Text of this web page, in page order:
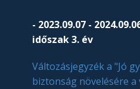
- 2023.09.07 -
időszak 3. év
Változásjegyzék a "Jó
biztonság növelésére a